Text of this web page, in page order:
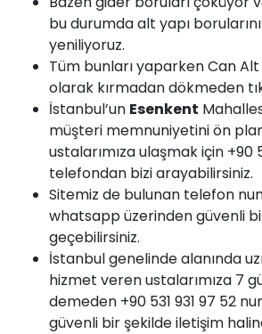
bu durumda alt yapı
yeniliyoruz.
Tüm bunları yaparkenCanAlt
olarak kırmadan dökmeden
İstanbul’un Esenkent
müşteri memnuniyetini ön
ustalarımıza ulaşmak için +90
telefondan bizi arayabilirsiniz.
Sitemiz de bulunan telefon
whatsapp üzerinden güvenli
geçebilirsiniz.
İstanbul genelinde alanında
hizmet veren ustalarımıza 7
demeden +90 531 931 97 52
güvenli bir şekilde iletişim